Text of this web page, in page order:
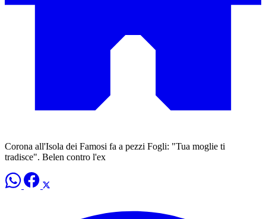
Corona all'Isola dei Famosi fa a pezzi Fogli: "Tua moglie ti
tradisce". Belen contro l'ex